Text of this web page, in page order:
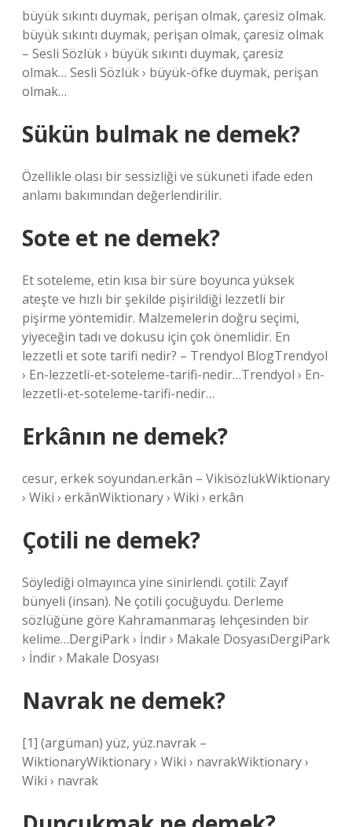
büyük sıkıntı duymak, perişan olmak, çaresiz olmak.
büyük sıkıntı duymak, perişan olmak, çaresiz olmak
– Sesli Sözlük › büyük sıkıntı duymak, çaresiz
olmak… Sesli Sözlük › büyük-öfke duymak, perişan
olmak…
Sükün bulmak ne demek?
Özellikle olası bir sessizliği ve sükuneti ifade eden
anlamı bakımından değerlendirilir.
Sote et ne demek?
Et soteleme, etin kısa bir süre boyunca yüksek
ateşte ve hızlı bir şekilde pişirildiği lezzetli bir
pişirme yöntemidir. Malzemelerin doğru seçimi,
yiyeceğin tadı ve dokusu için çok önemlidir. En
lezzetli et sote tarifi nedir? – Trendyol BlogTrendyol
› En-lezzetli-et-soteleme-tarifi-nedir…Trendyol › En-
lezzetli-et-soteleme-tarifi-nedir…
Erkânın ne demek?
cesur, erkek soyundan.erkân – VikisözlükWiktionary
› Wiki › erkânWiktionary › Wiki › erkân
Çotili ne demek?
Söylediği olmayınca yine sinirlendi. çotili: Zayıf
bünyeli (insan). Ne çotili çocuğuydu. Derleme
sözlüğüne göre Kahramanmaraş lehçesinden bir
kelime…DergiPark › İndir › Makale DosyasıDergiPark
› İndir › Makale Dosyası
Navrak ne demek?
[1] (argüman) yüz, yüz.navrak –
WiktionaryWiktionary › Wiki › navrakWiktionary ›
Wiki › navrak